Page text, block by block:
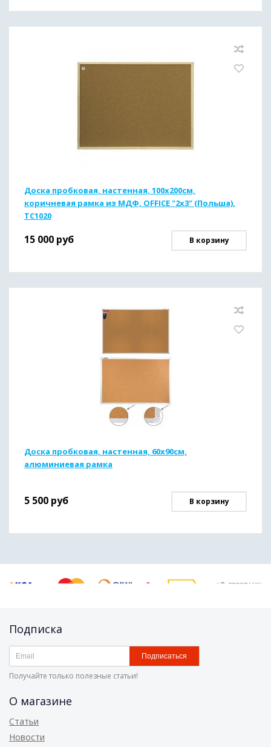
Доска пробковая, настенная, 100х200см,
коричневая рамка из МДФ, OFFICE "2х3" (Польша),
TC1020
15 000 руб В корзину
Доска пробковая, настенная, 60х90см,
алюминиевая рамка
5 500 руб В корзину
Подписка
Подписаться
Получайте только полезные статьи!
О магазине
Статьи
Новости